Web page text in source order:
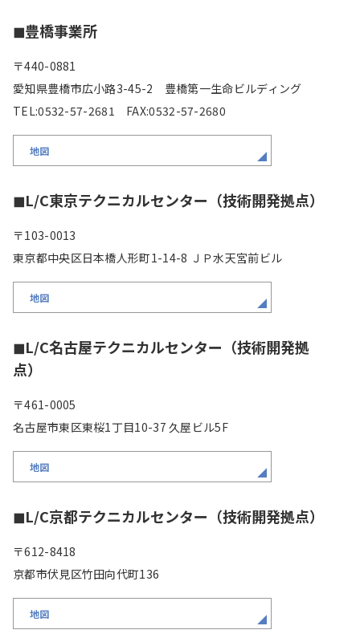
◼︎豊橋事業所
〒440-0881
愛知県豊橋市広小路3-45-2 豊橋第一生命ビルディング
TEL:0532-57-2681 FAX:0532-57-2680
地図
◼︎L/C東京テクニカルセンター（技術開発拠点）
〒103-0013
東京都中央区日本橋人形町1-14-8 ＪＰ水天宮前ビル
地図
◼︎L/C名古屋テクニカルセンター（技術開発拠
点）
〒461-0005
名古屋市東区東桜1丁目10-37 久屋ビル5F
地図
◼︎L/C京都テクニカルセンター（技術開発拠点）
〒612-8418
京都市伏見区竹田向代町136
地図